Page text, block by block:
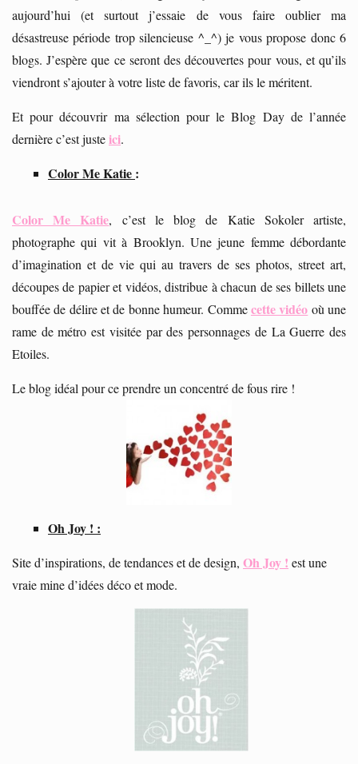
aujourd’hui (et surtout j’essaie de vous faire oublier ma
désastreuse période trop silencieuse ^_^) je vous propose donc 6
blogs. J’espère que ce seront des découvertes pour vous, et qu’ils
viendront s’ajouter à votre liste de favoris, car ils le méritent.
Et pour découvrir ma sélection pour le Blog Day de l’année
dernière c’est justeici.
Color Me Katie :
Color Me Katie, c’est le blog de Katie Sokoler artiste,
photographe qui vit à Brooklyn. Une jeune femme débordante
d’imagination et de vie qui au travers de ses photos, street art,
découpes de papier et vidéos, distribue à chacun de ses billets une
bouffée de délire et de bonne humeur. Commecette vidéo où une
rame de métro est visitée par des personnages de La Guerre des
Etoiles.
Le blog idéal pour ce prendre un concentré de fous rire !
Oh Joy ! :
Site d’inspirations, de tendances et de design, Oh Joy ! est une
vraie mine d’idées déco et mode.